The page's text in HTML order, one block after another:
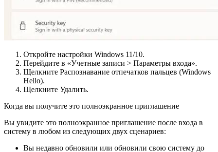
Откройте настройки Windows 11/10.
Перейдите в «Учетные записи > Параметры входа».
Щелкните Распознавание отпечатков пальцев (Windows
Hello).
Щелкните Удалить.
Когда вы получите это полноэкранное приглашение
Вы увидите это полноэкранное приглашение после входа в
систему в любом из следующих двух сценариев:
Вы недавно обновили или обновили свою систему до